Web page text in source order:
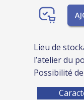
Lieu de
l’atelier du
Possibilité